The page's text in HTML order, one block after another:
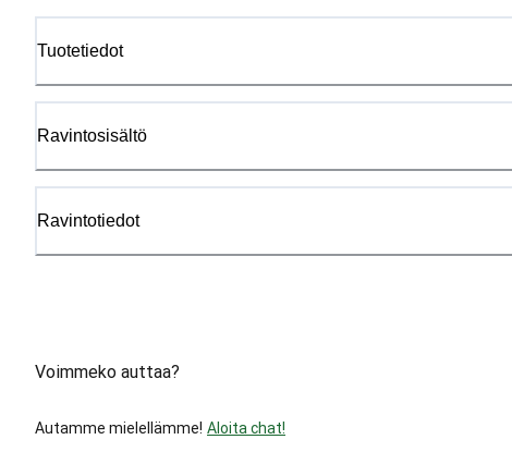
Tuotetiedot
Ravintosisältö
Ravintotiedot
Voimmeko auttaa?
Autamme mielellämme! Aloita chat!